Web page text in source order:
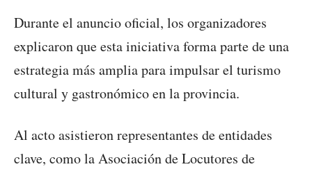
Durante el anuncio oficial, los organizadores
explicaron que esta iniciativa forma parte de una
estrategia más amplia para impulsar el turismo
cultural y gastronómico en la provincia.
Al acto asistieron representantes de entidades
clave, como la Asociación de Locutores de